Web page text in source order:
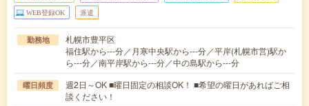
WEB登録OK 派遣
勤務地
札幌市豊平区
福住駅から---分／月寒中央駅から---分／平岸(札幌市営)駅か
ら---分／南平岸駅から---分／中の島駅から---分
曜日頻度
週2日～OK ■曜日固定の相談OK！ ■希望の曜日があればご相
談ください！